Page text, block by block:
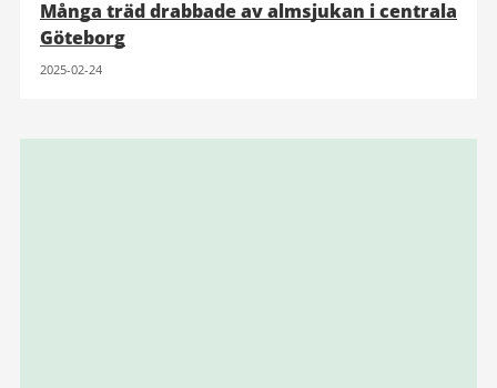
Många träd drabbade av almsjukan i centrala
Göteborg
2025-02-24